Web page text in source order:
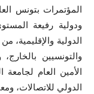
المؤتمرات بتونس
ودولية رفيعة
الدولية والإقليمية،
والتونسيين
الأمين العام لجامعة
الدولي للاتصالات،